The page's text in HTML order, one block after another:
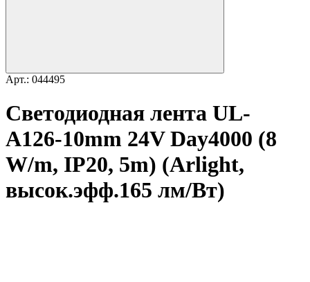
Арт.: 044495
Светодиодная лента UL-
A126-10mm 24V Day4000 (8
W/m, IP20, 5m) (Arlight,
высок.эфф.165 лм/Вт)